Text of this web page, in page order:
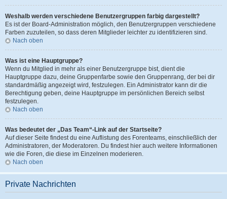
Weshalb werden verschiedene Benutzergruppen farbig dargestellt?
Es ist der Board-Administration möglich, den Benutzergruppen verschiedene
Farben zuzuteilen, so dass deren Mitglieder leichter zu identifizieren sind.
Nach oben
Was ist eine Hauptgruppe?
Wenn du Mitglied in mehr als einer Benutzergruppe bist, dient die
Hauptgruppe dazu, deine Gruppenfarbe sowie den Gruppenrang, der bei dir
standardmäßig angezeigt wird, festzulegen. Ein Administrator kann dir die
Berechtigung geben, deine Hauptgruppe im persönlichen Bereich selbst
festzulegen.
Nach oben
Was bedeutet der „Das Team“-Link auf der Startseite?
Auf dieser Seite findest du eine Auflistung des Forenteams, einschließlich der
Administratoren, der Moderatoren. Du findest hier auch weitere Informationen
wie die Foren, die diese im Einzelnen moderieren.
Nach oben
Private Nachrichten